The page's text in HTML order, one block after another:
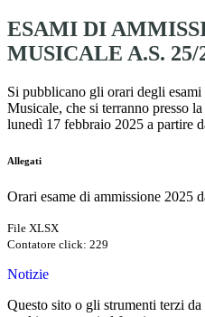
ESAMI DI
MUSICALE A.S. 25/
Si pubblicano gli orari degli
Musicale, che si terranno presso
lunedì 17 febbraio 2025 a partire
Allegati
Orari esame di ammissione 2025
File XLSX
Contatore click: 229
Notizie
Questo sito o gli strumenti terzi